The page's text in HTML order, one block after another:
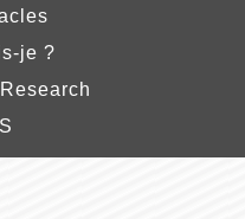
je ?